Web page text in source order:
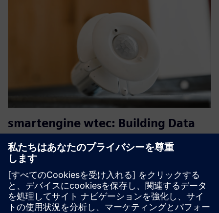
smartengine wtec: Building Data
Backbone & Lighting Control
wtecのスマートエンジンは、建物のリアルタイムのデジ
タルバックボーンを構築するIPベースの低電圧照明および
マルチセンサーシステムです。これにより、占有率主導の
エネルギー最適化、クラス最高の照明制御、RTLSのほ
か、Desigo CC やBuilding Xなどのプラットフォームへの